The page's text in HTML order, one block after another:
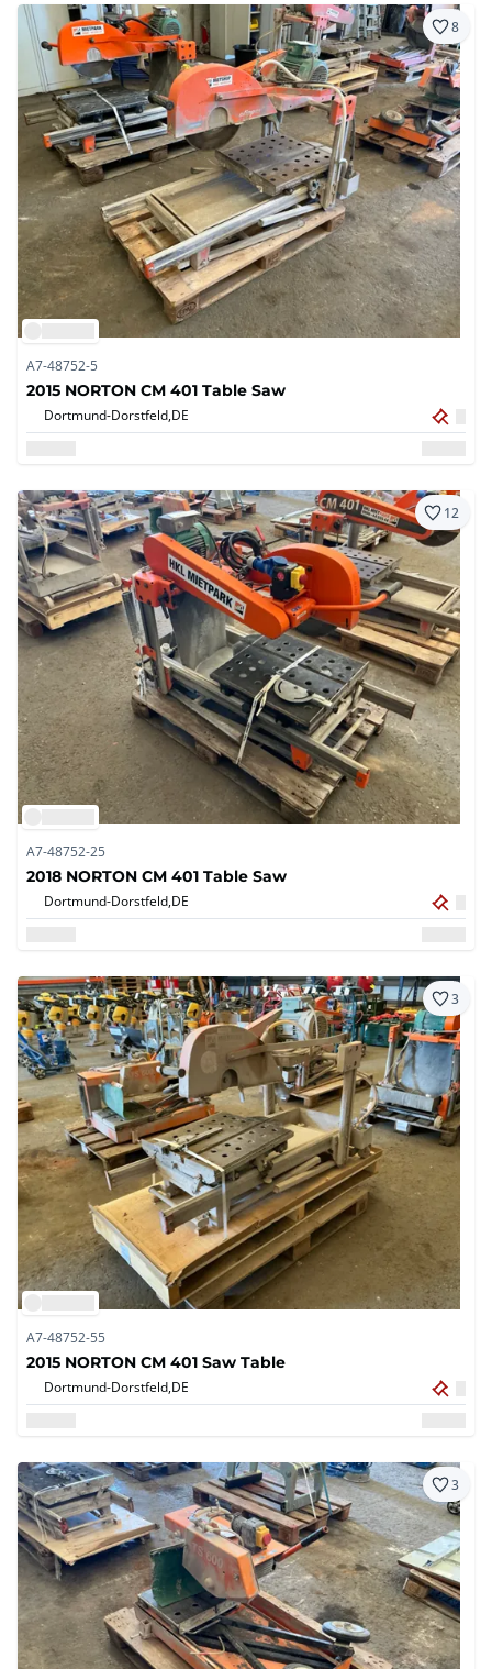
8
A7-48752-5
2015 NORTON CM 401 Table Saw
Dortmund-Dorstfeld,DE
12
A7-48752-25
2018 NORTON CM 401 Table Saw
Dortmund-Dorstfeld,DE
3
A7-48752-55
2015 NORTON CM 401 Saw Table
Dortmund-Dorstfeld,DE
3